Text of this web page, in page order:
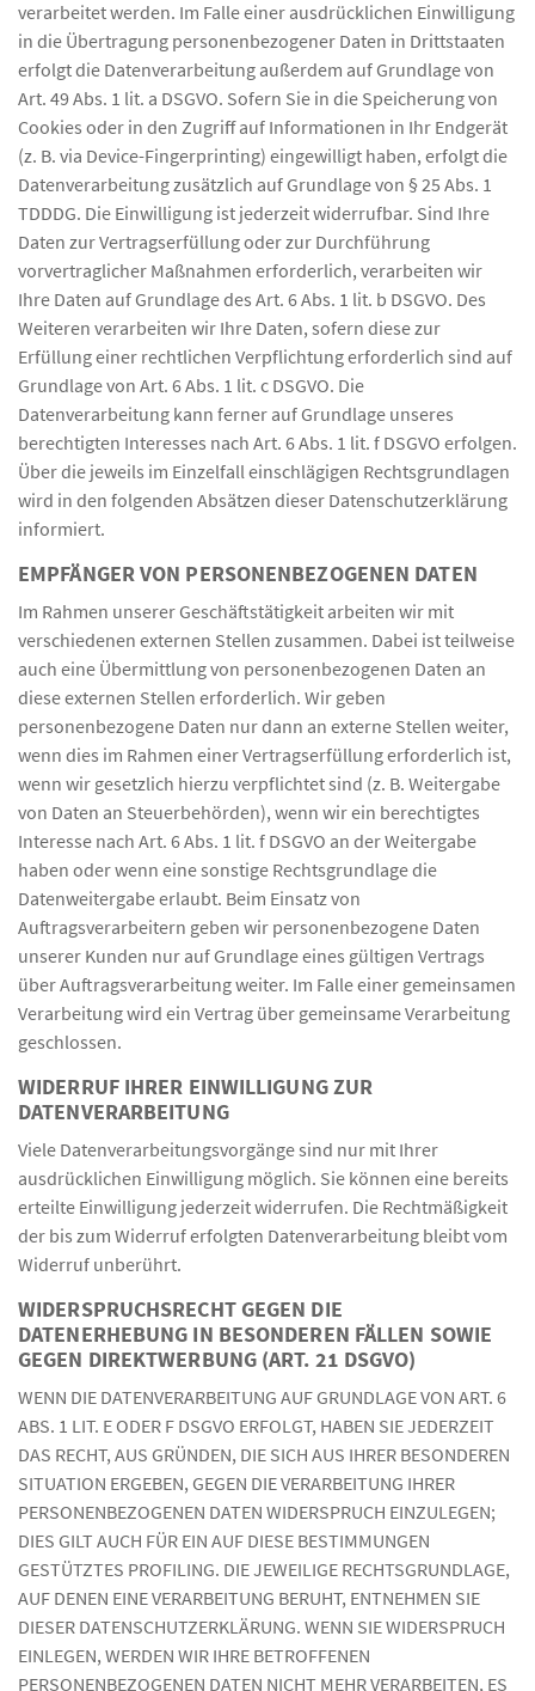
verarbeitet werden. Im Falle einer ausdrücklichen Einwilligung
in die Übertragung personenbezogener Daten in Drittstaaten
erfolgt die Datenverarbeitung außerdem auf Grundlage von
Art. 49 Abs. 1 lit. a DSGVO. Sofern Sie in die Speicherung von
Cookies oder in den Zugriff auf Informationen in Ihr Endgerät
(z. B. via Device-Fingerprinting) eingewilligt haben, erfolgt die
Datenverarbeitung zusätzlich auf Grundlage von § 25 Abs. 1
TDDDG. Die Einwilligung ist jederzeit widerrufbar. Sind Ihre
Daten zur Vertragserfüllung oder zur Durchführung
vorvertraglicher Maßnahmen erforderlich, verarbeiten wir
Ihre Daten auf Grundlage des Art. 6 Abs. 1 lit. b DSGVO. Des
Weiteren verarbeiten wir Ihre Daten, sofern diese zur
Erfüllung einer rechtlichen Verpflichtung erforderlich sind auf
Grundlage von Art. 6 Abs. 1 lit. c DSGVO. Die
Datenverarbeitung kann ferner auf Grundlage unseres
berechtigten Interesses nach Art. 6 Abs. 1 lit. f DSGVO erfolgen.
Über die jeweils im Einzelfall einschlägigen Rechtsgrundlagen
wird in den folgenden Absätzen dieser Datenschutzerklärung
informiert.
EMPFÄNGER VON PERSONENBEZOGENEN DATEN
Im Rahmen unserer Geschäftstätigkeit arbeiten wir mit
verschiedenen externen Stellen zusammen. Dabei ist teilweise
auch eine Übermittlung von personenbezogenen Daten an
diese externen Stellen erforderlich. Wir geben
personenbezogene Daten nur dann an externe Stellen weiter,
wenn dies im Rahmen einer Vertragserfüllung erforderlich ist,
wenn wir gesetzlich hierzu verpflichtet sind (z. B. Weitergabe
von Daten an Steuerbehörden), wenn wir ein berechtigtes
Interesse nach Art. 6 Abs. 1 lit. f DSGVO an der Weitergabe
haben oder wenn eine sonstige Rechtsgrundlage die
Datenweitergabe erlaubt. Beim Einsatz von
Auftragsverarbeitern geben wir personenbezogene Daten
unserer Kunden nur auf Grundlage eines gültigen Vertrags
über Auftragsverarbeitung weiter. Im Falle einer gemeinsamen
Verarbeitung wird ein Vertrag über gemeinsame Verarbeitung
geschlossen.
WIDERRUF IHRER EINWILLIGUNG ZUR
DATENVERARBEITUNG
Viele Datenverarbeitungsvorgänge sind nur mit Ihrer
ausdrücklichen Einwilligung möglich. Sie können eine bereits
erteilte Einwilligung jederzeit widerrufen. Die Rechtmäßigkeit
der bis zum Widerruf erfolgten Datenverarbeitung bleibt vom
Widerruf unberührt.
WIDERSPRUCHSRECHT GEGEN DIE
DATENERHEBUNG IN BESONDEREN FÄLLEN SOWIE
GEGEN DIREKTWERBUNG (ART. 21 DSGVO)
WENN DIE DATENVERARBEITUNG AUF GRUNDLAGE VON ART. 6
ABS. 1 LIT. E ODER F DSGVO ERFOLGT, HABEN SIE JEDERZEIT
DAS RECHT, AUS GRÜNDEN, DIE SICH AUS IHRER BESONDEREN
SITUATION ERGEBEN, GEGEN DIE VERARBEITUNG IHRER
PERSONENBEZOGENEN DATEN WIDERSPRUCH EINZULEGEN;
DIES GILT AUCH FÜR EIN AUF DIESE BESTIMMUNGEN
GESTÜTZTES PROFILING. DIE JEWEILIGE RECHTSGRUNDLAGE,
AUF DENEN EINE VERARBEITUNG BERUHT, ENTNEHMEN SIE
DIESER DATENSCHUTZERKLÄRUNG. WENN SIE WIDERSPRUCH
EINLEGEN, WERDEN WIR IHRE BETROFFENEN
PERSONENBEZOGENEN DATEN NICHT MEHR VERARBEITEN, ES